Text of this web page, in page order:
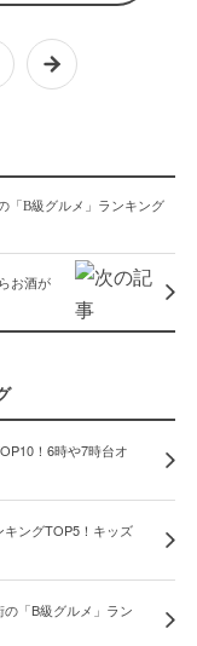
「B級グルメ」ランキング
お酒が
！6時や7時台オ
キングTOP5！キッズ
「B級グルメ」ラン